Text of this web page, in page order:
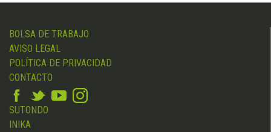
BOLSA DE TRABAJO
AVISO LEGAL
POLÍTICA DE PRIVACIDAD
CONTACTO
SUTONDO
INIKA